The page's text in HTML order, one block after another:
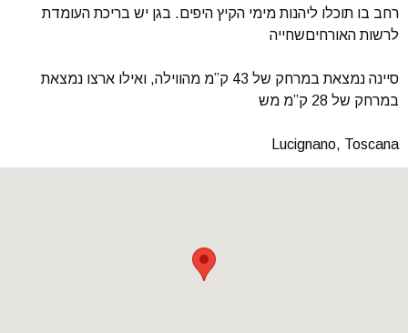
רחב בו תוכלו ליהנות מימי הקיץ היפים. בגן יש בריכת העומדת
לרשות האורחיםשחייה
סיינה נמצאת במרחק של 43 ק”מ מהווילה, ואילו ארצו נמצאת
במרחק של 28 ק”מ מש
Lucignano, Toscana